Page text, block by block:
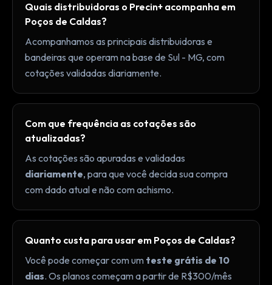
Quais distribuidoras o Precin+ acompanha em
Poços de Caldas?
Acompanhamos as principais distribuidoras e
bandeiras que operam na base de Sul - MG, com
cotações validadas diariamente.
Com que frequência as cotações são
atualizadas?
As cotações são apuradas e validadas
diariamente, para que você decida sua compra
com dado atual e não com achismo.
Quanto custa para usar em Poços de Caldas?
Você pode começar com um teste grátis de 10
dias. Os planos começam a partir de R$300/mês